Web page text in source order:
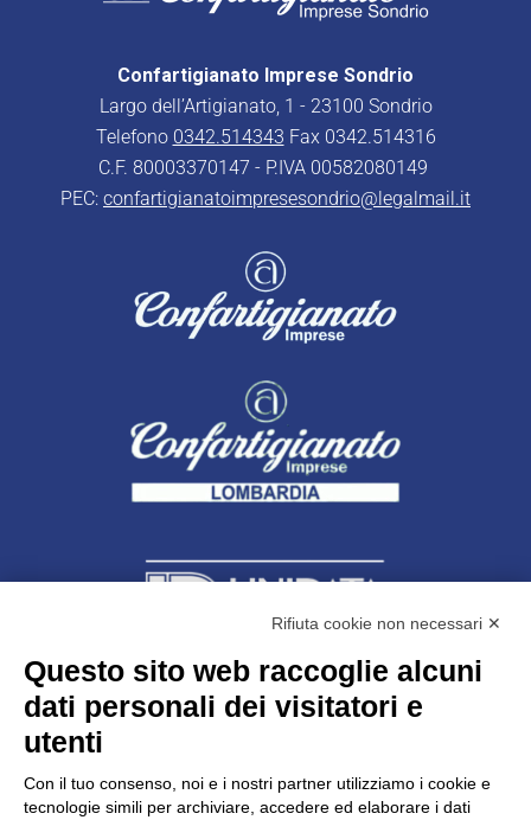
Confartigianato Imprese Sondrio
Largo dell’Artigianato, 1 - 23100 Sondrio
Telefono 0342.514343 Fax 0342.514316
C.F. 80003370147 - P.IVA 00582080149
PEC: confartigianatoimpresesondrio@legalmail.it
Unidata s.r.lcon unico socio
Largo dell’Artigianato, 1 - 23100 Sondrio
C.F. 00481790145 - N.REA SO-36426
Rifiuta cookie non necessari ✕
Questo sito web raccoglie alcuni
dati personali dei visitatori e
utenti
Con il tuo consenso, noi e i nostri partner utilizziamo i cookie e
tecnologie simili per archiviare, accedere ed elaborare i dati